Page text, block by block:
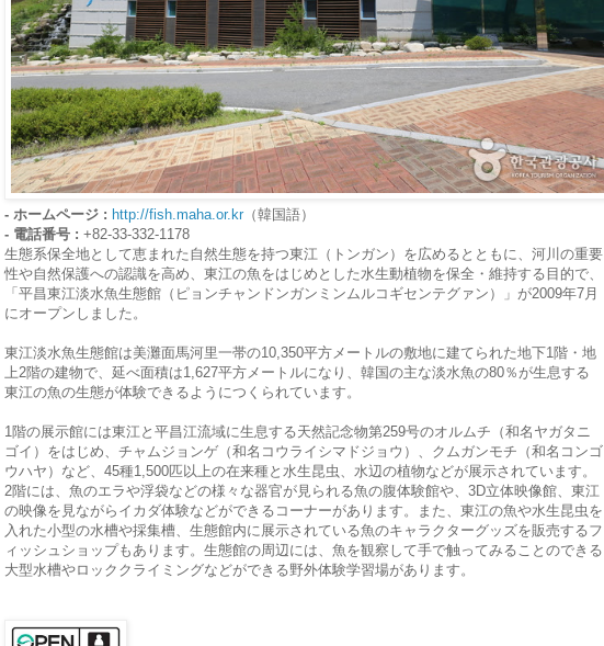
- ホームページ : http://fish.maha.or.kr （韓国語）
- 電話番号 : +82-33-332-1178
生態系保全地として恵まれた自然生態を持つ東江（トンガン）を広めるとともに、河川の重要
性や自然保護への認識を高め、東江の魚をはじめとした水生動植物を保全・維持する目的で、
「平昌東江淡水魚生態館（ピョンチャンドンガンミンムルコギセンテグァン）」が2009年7月
にオープンしました。
東江淡水魚生態館は美灘面馬河里一帯の10,350平方メートルの敷地に建てられた地下1階・地
上2階の建物で、延べ面積は1,627平方メートルになり、韓国の主な淡水魚の80％が生息する
東江の魚の生態が体験できるようにつくられています。
1階の展示館には東江と平昌江流域に生息する天然記念物第259号のオルムチ（和名ヤガタニ
ゴイ）をはじめ、チャムジョンゲ（和名コウライシマドジョウ）、クムガンモチ（和名コンゴ
ウハヤ）など、45種1,500匹以上の在来種と水生昆虫、水辺の植物などが展示されています。
2階には、魚のエラや浮袋などの様々な器官が見られる魚の腹体験館や、3D立体映像館、東江
の映像を見ながらイカダ体験などができるコーナーがあります。また、東江の魚や水生昆虫を
入れた小型の水槽や採集槽、生態館内に展示されている魚のキャラクターグッズを販売するフ
ィッシュショップもあります。生態館の周辺には、魚を観察して手で触ってみることのできる
大型水槽やロッククライミングなどができる野外体験学習場があります。